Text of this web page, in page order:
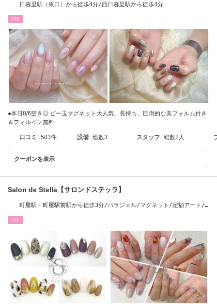
日暮里駅（東口）から徒歩4分/西日暮里駅から徒歩4分
ﾈｲﾙ
●本日8/6空き◎ ビー玉マグネット大人気、長持ち、圧倒的な美フォルム付き
＆フィルイン無料
口コミ 503件 設備 総数3 スタッフ 総数2人
クーポンを表示
Salon de Stella【サロンドステッラ】
町屋駅・町屋駅前駅から徒歩3分/パラジェル/マグネット/定額アート/
ﾈｲﾙ